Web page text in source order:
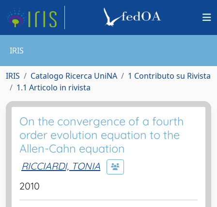
IRIS
IRIS Catalogo Ricerca UniNA
1 Contributo su Rivista
1.1 Articolo in rivista
On the convergence of a fourth
order evolution equation to the
Allen-Cahn equation
RICCIARDI, TONIA
2010